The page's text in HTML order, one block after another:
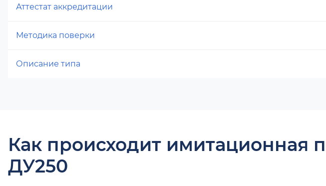
Аттестат аккредитации
Методика поверки
Описание типа
Как происходит имитационная
ДУ250